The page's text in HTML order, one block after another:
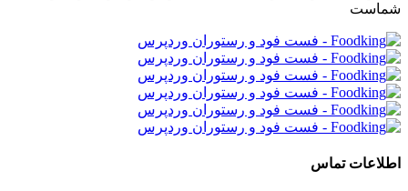
شماست
اطلاعات تماس